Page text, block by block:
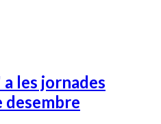
les jornades
desembre